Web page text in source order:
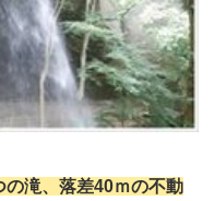
の滝、落差40ｍの不動